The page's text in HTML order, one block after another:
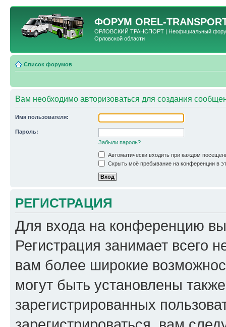
ФОРУМ OREL-
ОРЛОВСКИЙ ТРАНСПОРТ | Неофициальный форум
Орловской области
Список форумов
Вам необходимо авторизоваться для создания
Имя пользователя:
Пароль:
Забыли пароль?
Автоматически входить при каждом
Скрыть моё пребывание на конференции в
РЕГИСТРАЦИЯ
Для входа на конференцию
Регистрация занимает всего
вам более широкие
могут быть установлены
зарегистрированных